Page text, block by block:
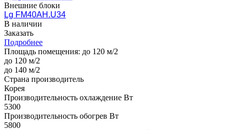
Внешние блоки
Lg FM40AH.U34
В наличии
Заказать
Подробнее
Площадь помещения: до 120 м/2
до 120 м/2
до 140 м/2
Страна производитель
Корея
Производительность охлаждение Вт
5300
Производительность обогрев Вт
5800